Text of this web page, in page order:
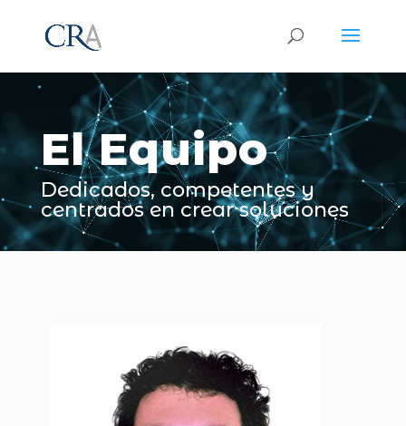
El Equipo
Dedicados, competentes y
centrados en crear soluciones